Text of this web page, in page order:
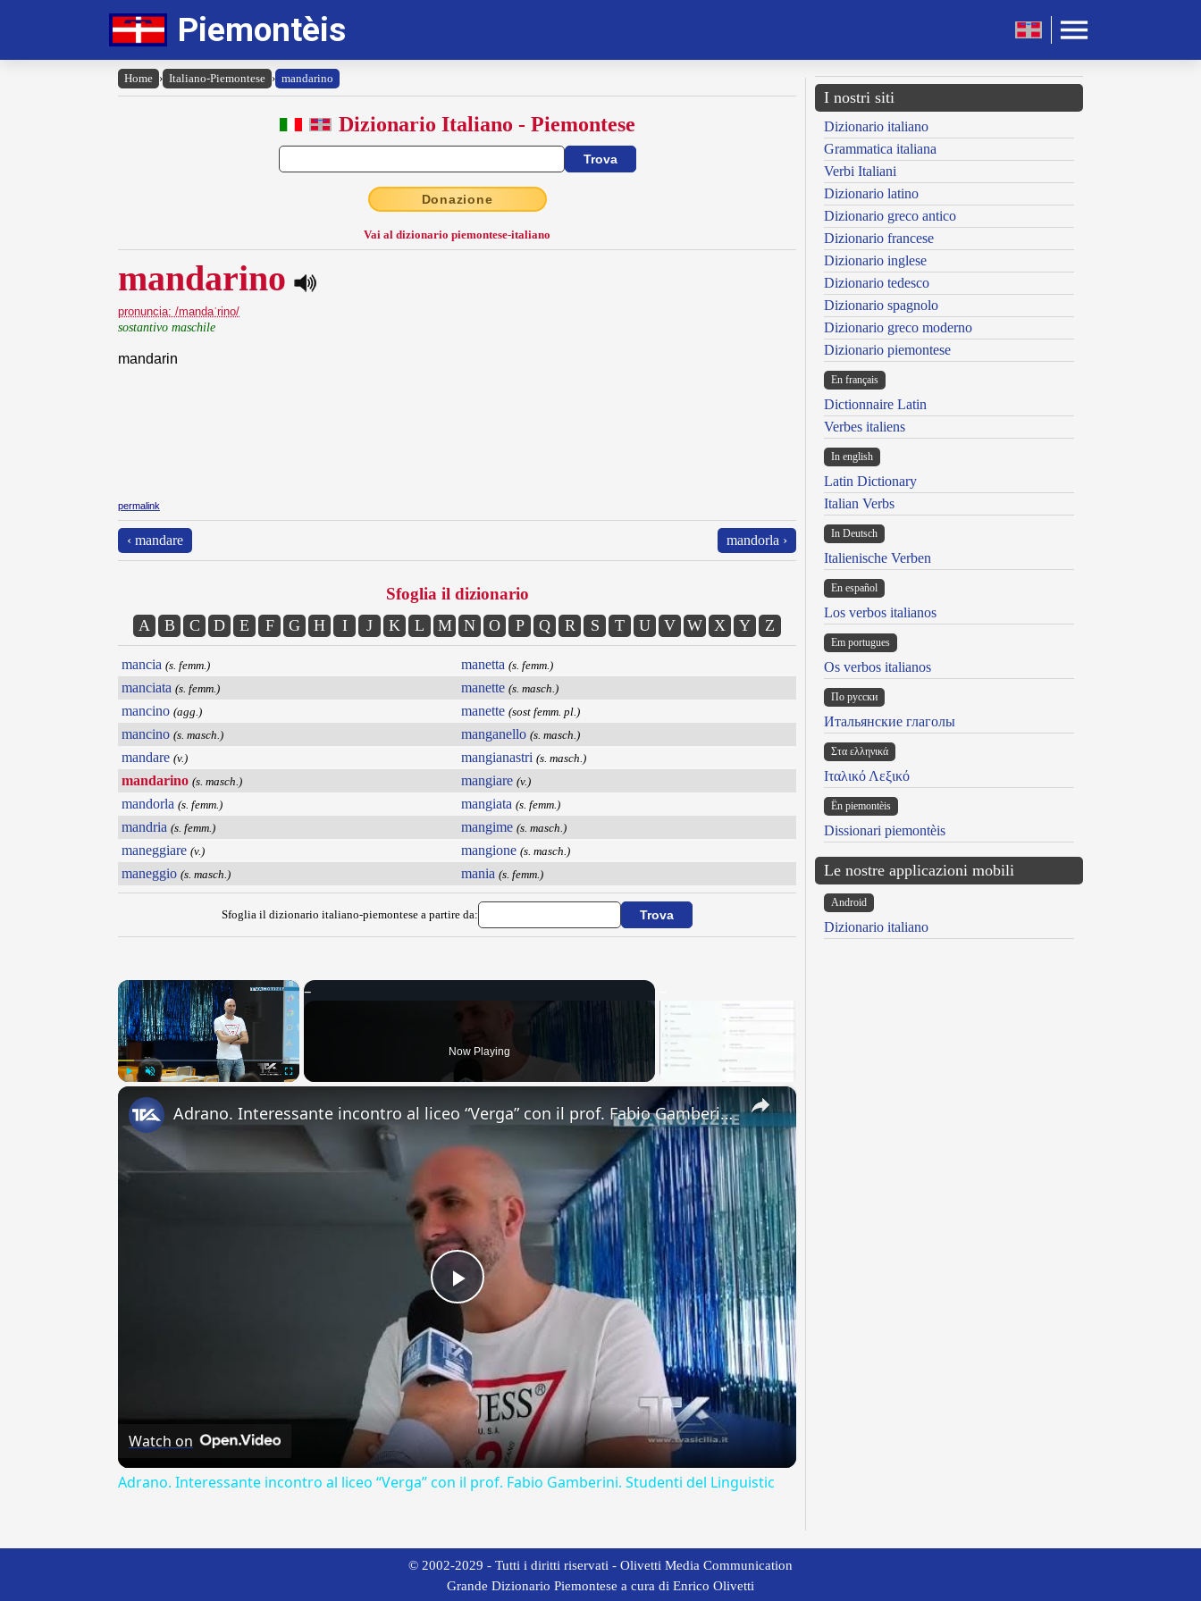
Piemontèis
Home › Italiano-Piemontese › mandarino
Dizionario Italiano - Piemontese
Donazione
Vai al dizionario piemontese-italiano
mandarino
pronuncia: /mandaˈrino/
sostantivo maschile
mandarin
permalink
‹ mandare mandorla ›
Sfoglia il dizionario
A B C D E F G H I J K L M N O P Q R S T U V W X Y Z
mancia (s. femm.)
manciata (s. femm.)
mancino (agg.)
mancino (s. masch.)
mandare (v.)
mandarino (s. masch.)
mandorla (s. femm.)
mandria (s. femm.)
maneggiare (v.)
maneggio (s. masch.)
manetta (s. femm.)
manette (s. masch.)
manette (sost femm. pl.)
manganello (s. masch.)
mangianastri (s. masch.)
mangiare (v.)
mangiata (s. femm.)
mangime (s. masch.)
mangione (s. masch.)
mania (s. femm.)
Sfoglia il dizionario italiano-piemontese a partire da:
×
Now Playing
×
Play
Video
Adrano. Interessante incontro al liceo “Verga” con il prof. Fabio Gamberini. Studenti del Linguistic
Watch on
Adrano. Interessante incontro al liceo “Verga” con il prof. Fabio Gamberini. Studenti del Linguistic
I nostri siti
Dizionario italiano
Grammatica italiana
Verbi Italiani
Dizionario latino
Dizionario greco antico
Dizionario francese
Dizionario inglese
Dizionario tedesco
Dizionario spagnolo
Dizionario greco moderno
Dizionario piemontese
En français
Dictionnaire Latin
Verbes italiens
In english
Latin Dictionary
Italian Verbs
In Deutsch
Italienische Verben
En español
Los verbos italianos
Em portugues
Os verbos italianos
По русски
Итальянские глаголы
Στα ελληνικά
Ιταλικό Λεξικό
Ën piemontèis
Dissionari piemontèis
Le nostre applicazioni mobili
Android
Dizionario italiano
© 2002-2029 - Tutti i diritti riservati - Olivetti Media Communication
Grande Dizionario Piemontese a cura di Enrico Olivetti